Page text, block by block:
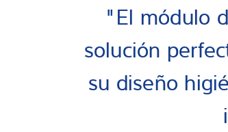
"El módulo
solución
su diseño